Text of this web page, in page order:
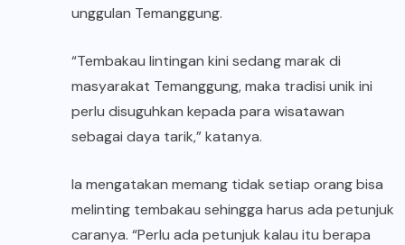
unggulan Temanggung.
“Tembakau lintingan kini sedang marak di
masyarakat Temanggung, maka tradisi unik ini
perlu disuguhkan kepada para wisatawan
sebagai daya tarik,” katanya.
Ia mengatakan memang tidak setiap orang bisa
melinting tembakau sehingga harus ada petunjuk
caranya. “Perlu ada petunjuk kalau itu berapa